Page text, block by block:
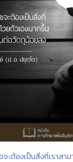
ะต้องเป็นสิ่งที่เราสา